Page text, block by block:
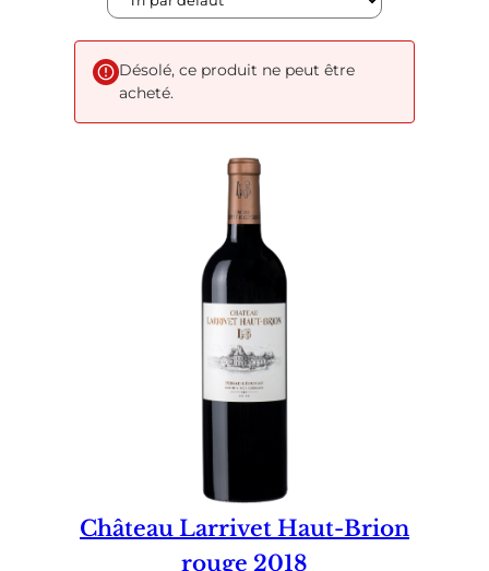
Désolé, ce produit ne peut être
acheté.
Château Larrivet Haut-Brion
rouge 2018